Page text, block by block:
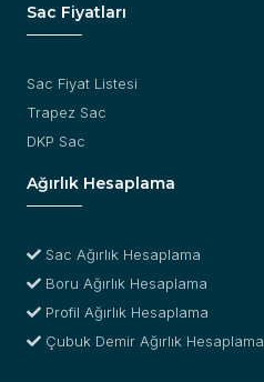
Sac Fiyatları
Sac Fiyat Listesi
Trapez Sac
DKP Sac
Ağırlık Hesaplama
Sac Ağırlık Hesaplama
Boru Ağırlık Hesaplama
Profil Ağırlık Hesaplama
Çubuk Demir Ağırlık Hesaplama